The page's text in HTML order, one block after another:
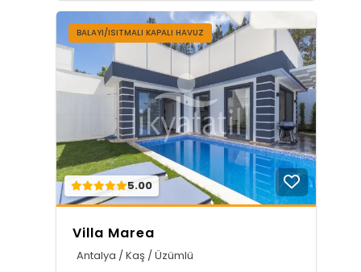
BALAYI/ISITMALI KAPALI HAVUZ
5.00
Villa Marea
Antalya / Kaş / Üzümlü